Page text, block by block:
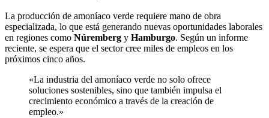
La producción de amoníaco verde requiere mano de obra
especializada, lo que está generando nuevas oportunidades laborales
en regiones como Núremberg y Hamburgo. Según un informe
reciente, se espera que el sector cree miles de empleos en los
próximos cinco años.
«La industria del amoníaco verde no solo ofrece
soluciones sostenibles, sino que también impulsa el
crecimiento económico a través de la creación de
empleo.»